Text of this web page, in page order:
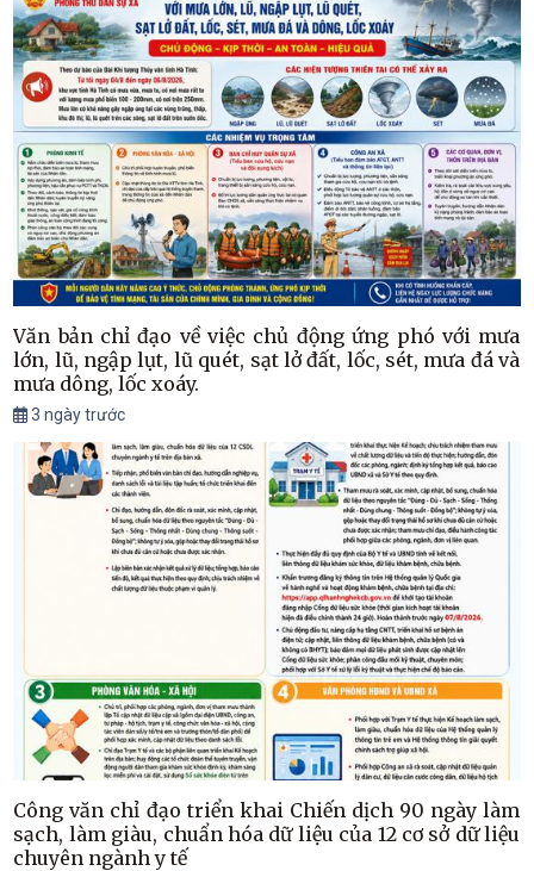
Văn bản chỉ đạo về việc chủ động ứng phó với mưa
lớn, lũ, ngập lụt, lũ quét, sạt lở đất, lốc, sét, mưa đá và
mưa dông, lốc xoáy.
3 ngày trước
Công văn chỉ đạo triển khai Chiến dịch 90 ngày làm
sạch, làm giàu, chuẩn hóa dữ liệu của 12 cơ sở dữ liệu
chuyên ngành y tế